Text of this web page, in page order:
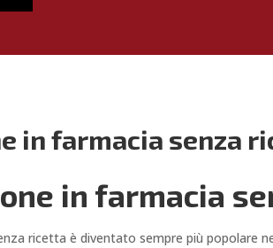
in farmacia senza
in farmacia
ricetta è diventato sempre più